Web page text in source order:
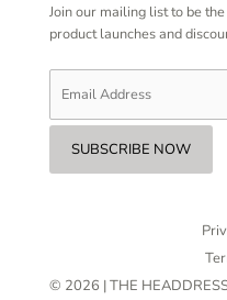
Join our mailing list to be
product launches and
© 2026 | THE